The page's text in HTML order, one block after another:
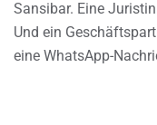
Sansibar. Eine
Und ein
eine WhatsApp-